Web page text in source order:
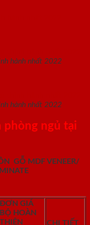
hành nhất 2022
hành nhất 2022
phòng ngủ tại
GỖ MDF VENEER/
ĐƠN GIÁ
BỘ HOÀN
THIỆN
CHI TIẾT